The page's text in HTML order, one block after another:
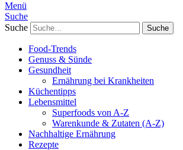
Menü
Suche
Suche
Food-Trends
Genuss & Sünde
Gesundheit
Ernährung bei Krankheiten
Küchentipps
Lebensmittel
Superfoods von A-Z
Warenkunde & Zutaten (A-Z)
Nachhaltige Ernährung
Rezepte